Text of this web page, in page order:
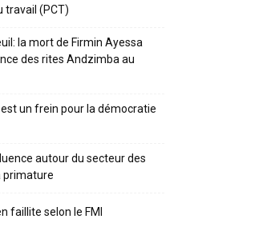
travail (PCT)
la mort de Firmin Ayessa
des rites Andzimba au
un frein pour la démocratie
autour du secteur des
primature
faillite selon le FMI